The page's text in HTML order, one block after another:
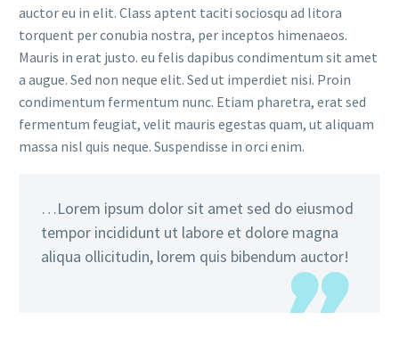
auctor eu in elit. Class aptent taciti sociosqu ad litora
torquent per conubia nostra, per inceptos himenaeos.
Mauris in erat justo. eu felis dapibus condimentum sit amet
a augue. Sed non neque elit. Sed ut imperdiet nisi. Proin
condimentum fermentum nunc. Etiam pharetra, erat sed
fermentum feugiat, velit mauris egestas quam, ut aliquam
massa nisl quis neque. Suspendisse in orci enim.
…Lorem ipsum dolor sit amet sed do eiusmod
tempor incididunt ut labore et dolore magna
aliqua ollicitudin, lorem quis bibendum auctor!